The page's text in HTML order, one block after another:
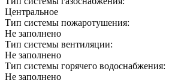
Центральное
Тип системы пожаротушения:
Не заполнено
Тип системы вентиляции:
Не заполнено
Тип системы горячего водоснабжения:
Не заполнено